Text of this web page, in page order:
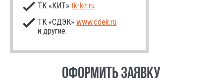
ТК «КИТ» tk-kit.ru
ТК «СДЭК» www.cdek.ru
и другие.
ОФОРМИТЬ ЗАЯВКУ